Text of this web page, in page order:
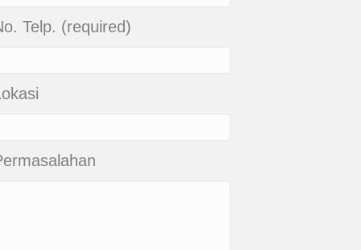
Telp. (required)